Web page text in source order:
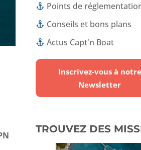
Points de
Conseils et bons plans
Actus Capt'n Boat
Inscrivez-vous à notre
Newsletter
TROUVEZ DES